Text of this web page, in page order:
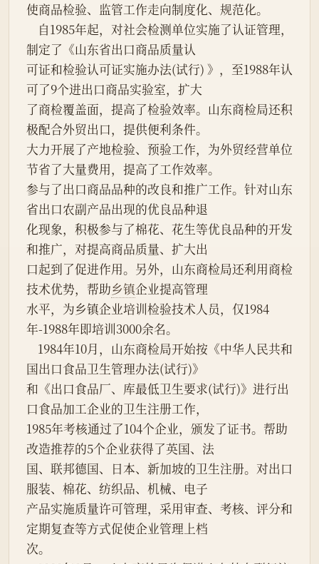
使商品检验、监管工作走向制度化、规范化。
制定了《山东省出口商品质量认
可证和检验认可证实施办法(试行) 》，至1988年认
可了9个进出口商品实验室，扩大
了商检覆盖面，提高了检验效率。山东商检局还积
极配合外贸出口，提供便利条件。
大力开展了产地检验、预验工作，为外贸经营单位
节省了大量费用，提高了工作效率。
参与了出口商品品种的改良和推广工作。针对山东
省出口农副产品出现的优良品种退
化现象，积极参与了棉花、花生等优良品种的开发
和推广，对提高商品质量、扩大出
口起到了促进作用。另外，山东商检局还利用商检
技术优势，帮助乡镇企业提高管理
水平，为乡镇企业培训检验技术人员，仅1984
年-1988年即培训3000余名。
国出口食品卫生管理办法(试行)》
和《出口食品厂、库最低卫生要求(试行)》进行出
口食品加工企业的卫生注册工作，
1985年考核通过了104个企业，颁发了证书。帮助
改造推荐的5个企业获得了英国、法
国、联邦德国、日本、新加坡的卫生注册。对出口
服装、棉花、纺织品、机械、电子
产品实施质量许可管理，采用审查、考核、评分和
定期复查等方式促使企业管理上档
次。